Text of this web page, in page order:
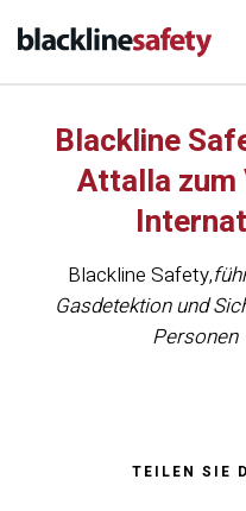
Blackline
Attalla zum
Blackline Safety,
Gasdetektion und
Personen
TEILEN SIE